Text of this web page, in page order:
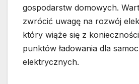
gospodarstw domowych.
zwrócić uwagę na rozwój
który wiąże się z
punktów ładowania dla
elektrycznych.